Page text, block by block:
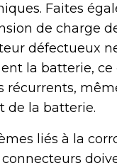
Faites
de charge
défectueux
la batterie,
récurrents,
de la batterie.
liés à la
connecteurs